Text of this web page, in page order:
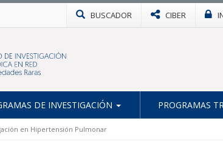
BUSCADOR CIBER
DE INVESTIGACIÓN PROGRAMAS
en Hipertensión Pulmonar